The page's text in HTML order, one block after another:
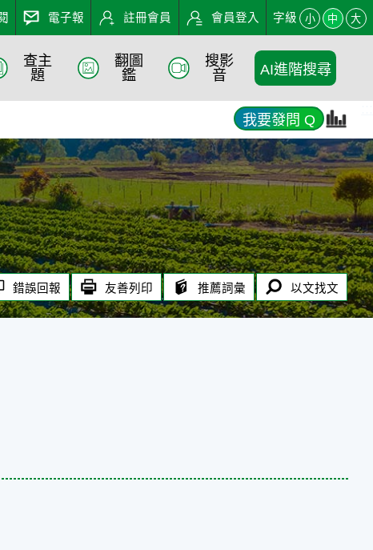
電子報 註冊會員 會員登入 字級 小 中 大
查主
題
翻圖
鑑
搜影
音
AI進階搜尋
我要發問 Q
錯誤回報 友善列印 推薦詞彙 以文找文